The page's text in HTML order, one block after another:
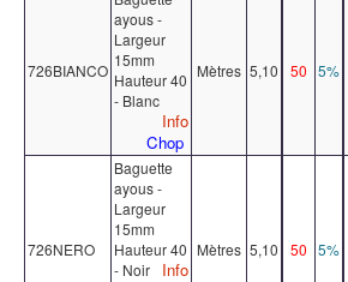
726BIANCO
ayous -
Largeur
15mm
Hauteur 40
- Blanc
Info
Chop
Mètres 5,10 50 5%
726NERO
Baguette
ayous -
Largeur
15mm
Hauteur 40
- Noir
Info
Mètres 5,10 50 5%